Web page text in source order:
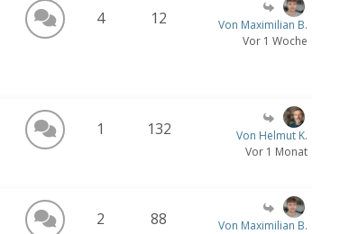
4 12
Von Maximilian B.
Vor 1 Woche
1 132
Von Helmut K.
Vor 1 Monat
2 88
Von Maximilian B.